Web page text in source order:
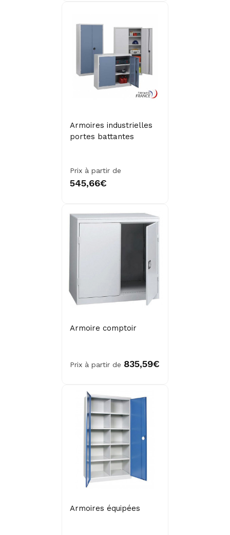
Armoires industrielles
portes battantes
Prix à partir de
545,66€
Armoire comptoir
Prix à partir de 835,59€
Armoires équipées